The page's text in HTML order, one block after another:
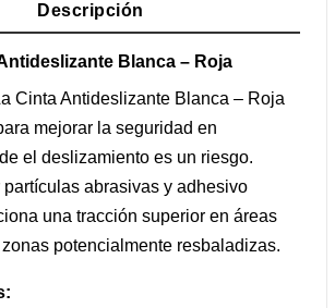
Descripción
Blanca – Roja
Cinta Antideslizante Blanca – Roja
mejorar la seguridad en
el deslizamiento es un riesgo.
abrasivas y adhesivo
una tracción superior en áreas
potencialmente resbaladizas.